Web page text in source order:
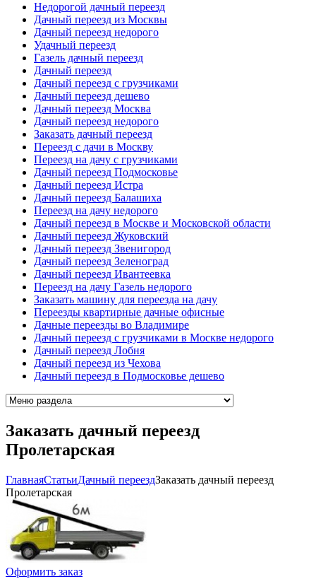
Недорогой дачный переезд
Дачный переезд из Москвы
Дачный переезд недорого
Удачный переезд
Газель дачный переезд
Дачный переезд
Дачный переезд с грузчиками
Дачный переезд дешево
Дачный переезд Москва
Дачный переезд недорого
Заказать дачный переезд
Переезд с дачи в Москву
Переезд на дачу с грузчиками
Дачный переезд Подмосковье
Дачный переезд Истра
Дачный переезд Балашиха
Переезд на дачу недорого
Дачный переезд в Москве и Московской области
Дачный переезд Жуковский
Дачный переезд Звенигород
Дачный переезд Зеленоград
Дачный переезд Ивантеевка
Переезд на дачу Газель недорого
Заказать машину для переезда на дачу
Переезды квартирные дачные офисные
Дачные переезды во Владимире
Дачный переезд с грузчиками в Москве недорого
Дачный переезд Лобня
Дачный переезд из Чехова
Дачный переезд в Подмосковье дешево
Заказать дачный переезд
Пролетарская
ГлавнаяCтатьиДачный переездЗаказать дачный переезд
Пролетарская
Оформить заказ